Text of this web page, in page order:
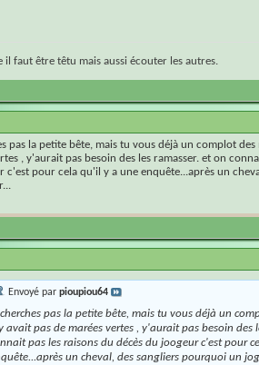
il faut être têtu mais aussi écouter les autres.
pas la petite bête, mais tu vous déjà un complot
, y'aurait pas besoin des les ramasser. et on
c'est pour cela qu'il y a une enquête...après un
Envoyé par pioupiou64
pas la petite bête, mais tu vous déjà un
avait pas de marées vertes , y'aurait pas besoin des
pas les raisons du décès du joogeur c'est pour
un cheval, des sangliers pourquoi un